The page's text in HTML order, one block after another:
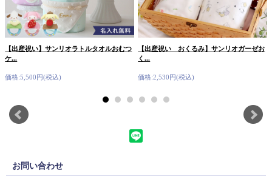
【出産祝い】サンリオラトルタオルおむつ
ケ...
価格:5,500円(税込)
【出産祝い おくるみ】サンリオガーゼお
く...
価格:2,530円(税込)
お問い合わせ